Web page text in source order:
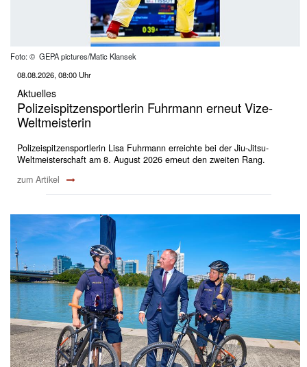
Foto: © GEPA pictures/Matic Klansek
08.08.2026, 08:00 Uhr
Aktuelles
Polizeispitzensportlerin Fuhrmann erneut Vize-
Weltmeisterin
Polizeispitzensportlerin Lisa Fuhrmann erreichte bei der Jiu-Jitsu-
Weltmeisterschaft am 8. August 2026 erneut den zweiten Rang.
zum Artikel